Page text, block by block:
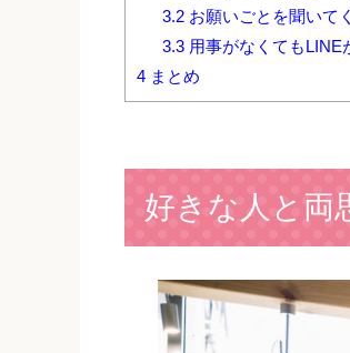
3.2お願いごとを聞いて
3.3用事がなくてもLINE
4 まとめ
好きな人と両